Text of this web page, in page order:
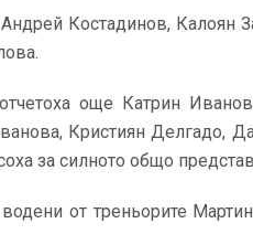
Костадинов, Калоян
още Катрин
Кристиян Делгадо,
за силното общо
от треньорите